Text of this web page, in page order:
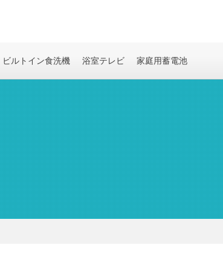
ビルトイン食洗機 浴室テレビ 家庭用蓄電池